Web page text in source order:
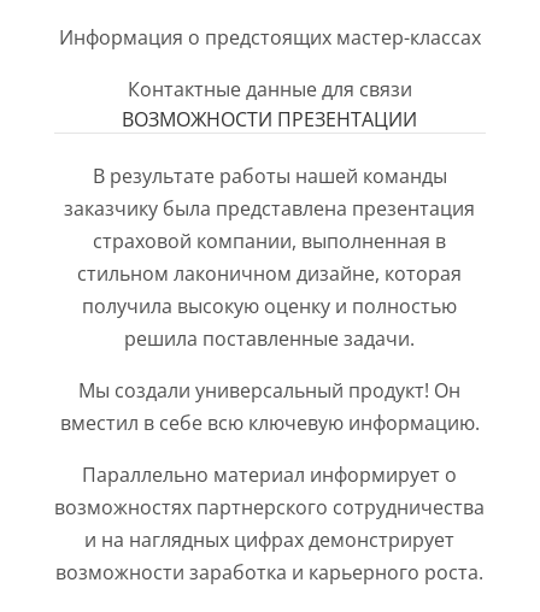
Информация о предстоящих мастер-классах
Контактные данные для связи
ВОЗМОЖНОСТИ ПРЕЗЕНТАЦИИ
В результате работы нашей команды
заказчику была представлена презентация
страховой компании, выполненная в
стильном лаконичном дизайне, которая
получила высокую оценку и полностью
решила поставленные задачи.
Мы создали универсальный продукт! Он
вместил в себе всю ключевую информацию.
Параллельно материал информирует о
возможностях партнерского сотрудничества
и на наглядных цифрах демонстрирует
возможности заработка и карьерного роста.